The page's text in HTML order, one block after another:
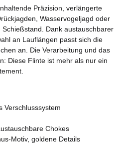
Präzision, verlängerte
Wasservogeljagd oder
Dank austauschbarer
an Lauflängen passt sich die
an. Die Verarbeitung und das
Diese Flinte ist mehr als nur ein
Verschlusssystem
Chokes
Motiv, goldene Details